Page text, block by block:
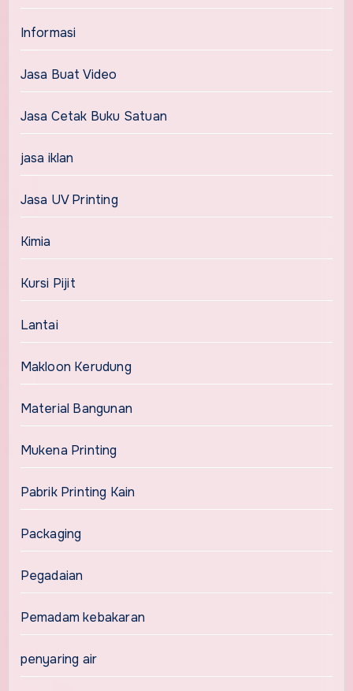
Informasi
Jasa Buat Video
Jasa Cetak Buku Satuan
jasa iklan
Jasa UV Printing
Kimia
Kursi Pijit
Lantai
Makloon Kerudung
Material Bangunan
Mukena Printing
Pabrik Printing Kain
Packaging
Pegadaian
Pemadam kebakaran
penyaring air